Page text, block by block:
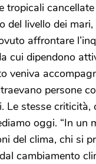
tropicali cancellate
del livello dei
affrontare
cui dipendono
veniva
persone
Le stesse criticità,
oggi. “In un
del clima, chi si
cambiamento